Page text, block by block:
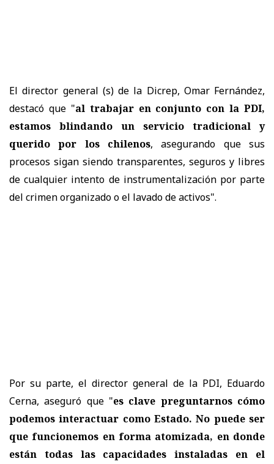
El director general (s) de la Dicrep, Omar Fernández,
destacó que "al trabajar en conjunto con la PDI,
estamos blindando un servicio tradicional y
querido por los chilenos, asegurando que sus
procesos sigan siendo transparentes, seguros y libres
de cualquier intento de instrumentalización por parte
del crimen organizado o el lavado de activos".
Por su parte, el director general de la PDI, Eduardo
Cerna, aseguró que "es clave preguntarnos cómo
podemos interactuar como Estado. No puede ser
que funcionemos en forma atomizada, en donde
están todas las capacidades instaladas en el